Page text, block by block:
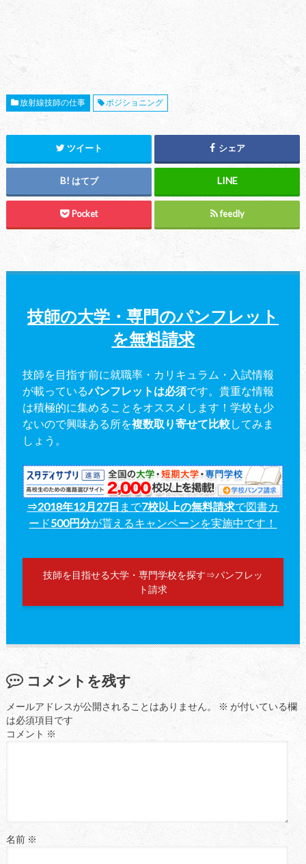
放射線技師の仕事 ポジショニング
ツイート シェア
はてブ
Pocket feedly
技師の大学・専門のパンフレット
を無料請求
技師を目指す前に就職率・カリキュラム・入試情報
が載っているパンフレットは必須です。貴重な情報
は積極的に集めることをオススメします！学校も少
ないので興味ある所を複数取り寄せて比較してみま
しょう。
⇒2018年12月27日 まで7校以上の無料請求で図書カ
ード500円分が貰えるキャンペーンを実施中です！
技師を目指せる大学・専門学校を探す⇒パンフレッ
ト請求
コメントを残す
メールアドレスが公開されることはありません。 ※ が付いている欄
は必須項目です
コメント ※
名前 ※